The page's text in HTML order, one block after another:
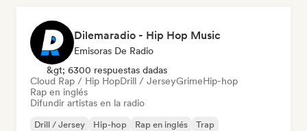
Dilemaradio - Hip Hop Music
Emisoras De Radio
&gt; 6300 respuestas dadas
Cloud Rap / Hip HopDrill / JerseyGrimeHip-hop
Rap en inglés
Difundir artistas en la radio
Drill / Jersey Hip-hop Rap en inglés
Trap